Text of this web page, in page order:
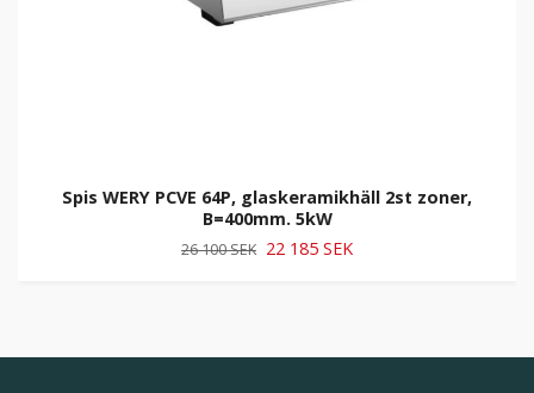
Spis WERY PCVE 64P, glaskeramikhäll 2st zoner,
B=400mm. 5kW
26 100 SEK 22 185 SEK